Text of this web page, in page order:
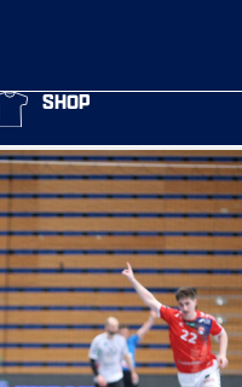
SHOP